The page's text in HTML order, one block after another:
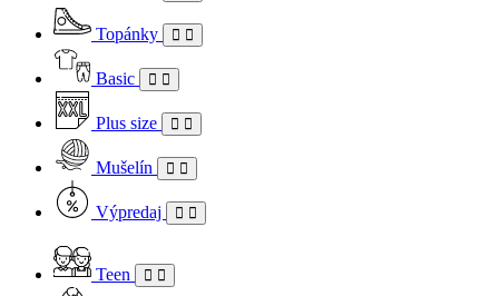
Topánky
Basic
Plus size
Mušelín
Výpredaj
Teen